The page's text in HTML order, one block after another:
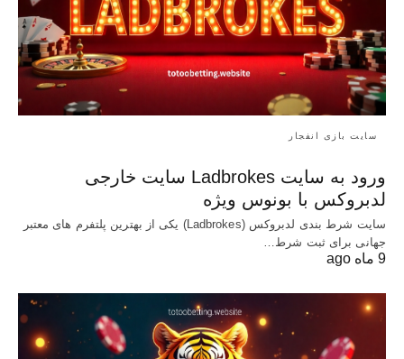
سایت بازی انفجار
ورود به سایت Ladbrokes سایت خارجی
لدبروکس با بونوس ویژه
سایت شرط بندی لدبروکس (Ladbrokes) یکی از بهترین پلتفرم های معتبر
جهانی برای ثبت شرط…
9 ماه ago